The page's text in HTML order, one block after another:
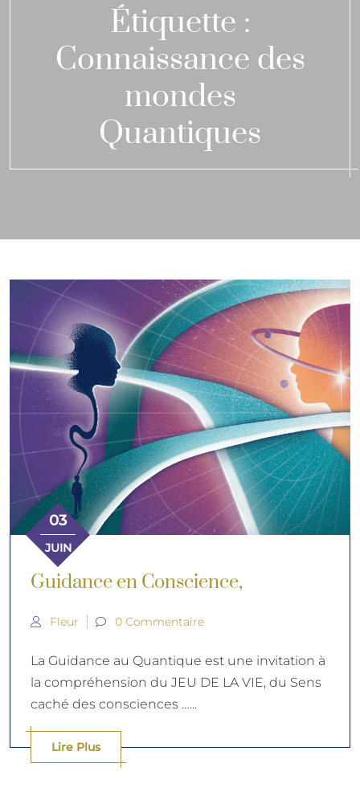
Étiquette :
Connaissance des
mondes
Quantiques
03
JUIN
Guidance en Conscience,
Fleur 0 Commentaire
La Guidance au Quantique est une invitation à
la compréhension du JEU DE LA VIE, du Sens
caché des consciences …...
Lire Plus